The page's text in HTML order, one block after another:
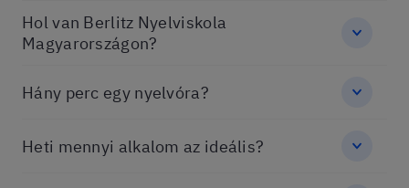
Hol van Berlitz Nyelviskola
Magyarországon?
Hány perc egy nyelvóra?
Heti mennyi alkalom az ideális?